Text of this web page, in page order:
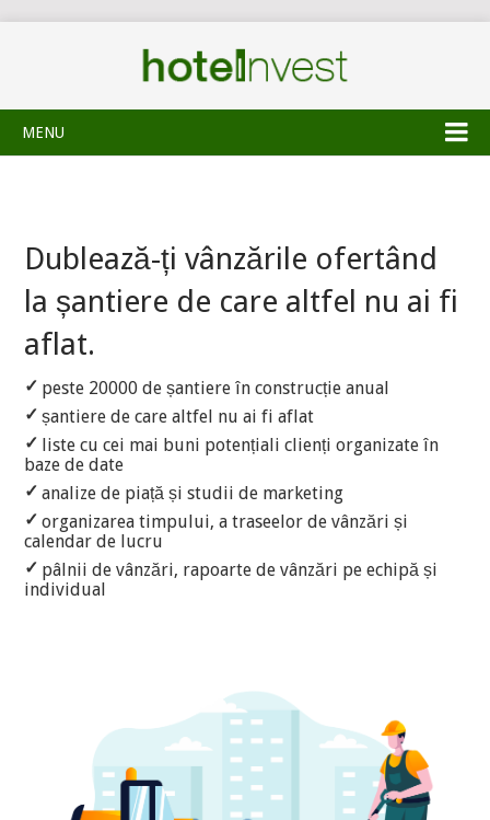
MENU
Dublează-ți vânzările ofertând
la șantiere de care altfel nu ai fi
aflat.
peste 20000 de șantiere în construcție anual
șantiere de care altfel nu ai fi aflat
liste cu cei mai buni potențiali clienți organizate în
baze de date
analize de piață și studii de marketing
organizarea timpului, a traseelor de vânzări și
calendar de lucru
pâlnii de vânzări, rapoarte de vânzări pe echipă și
individual